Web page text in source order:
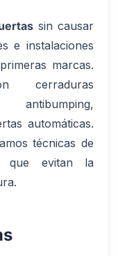
sin causar
e instalaciones
marcas.
cerraduras
antibumping,
automáticas.
técnicas de
que evitan la